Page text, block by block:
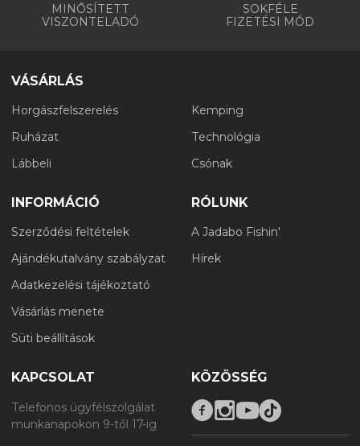
MINŐSÍTETT
VISZONTELADÓ
SOKFÉLE
FIZETÉSI MÓD
VÁSÁRLÁS
Horgászfelszerelés
Ruházat
Lábbeli
Kemping
Technológia
Csónak
INFORMÁCIÓ
Szerződési feltételek
Ajándékutalvány szabályzat
Adatkezelési tájékoztató
Vásárlás menete
Süti beállítások
RÓLUNK
A Jadabo Fishin'
Hírek
KAPCSOLAT
Telefonos ügyfélszolgálat
munkanapokon 9-től 17-ig
KÖZÖSSÉG